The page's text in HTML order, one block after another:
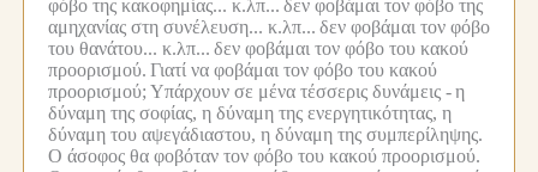
φόβο της κακοφημίας... κ.λπ... δεν φοβάμαι τον φόβο της
αμηχανίας στη συνέλευση... κ.λπ... δεν φοβάμαι τον φόβο
του θανάτου... κ.λπ... δεν φοβάμαι τον φόβο του κακού
προορισμού. Γιατί να φοβάμαι τον φόβο του κακού
προορισμού; Υπάρχουν σε μένα τέσσερις δυνάμεις -η
δύναμη της σοφίας, η δύναμη της ενεργητικότητας, η
δύναμη του αψεγάδιαστου, η δύναμη της συμπερίληψης.
Ο άσοφος θα φοβόταν τον φόβο του κακού προορισμού.